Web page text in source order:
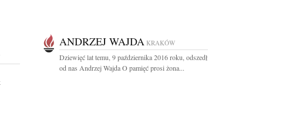
ANDRZEJ WAJDA KRAKÓW
Dziewięć lat temu, 9 października 2016 roku, odszedł
od nas Andrzej Wajda O pamięć prosi żona...